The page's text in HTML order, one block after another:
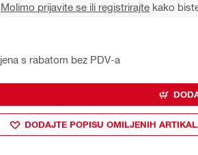
Molimo prijavite se ili registrirajte kako
s rabatom bez PDV-a
DODAJTE POPISU OMILJENIH